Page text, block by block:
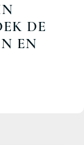
DE
EN